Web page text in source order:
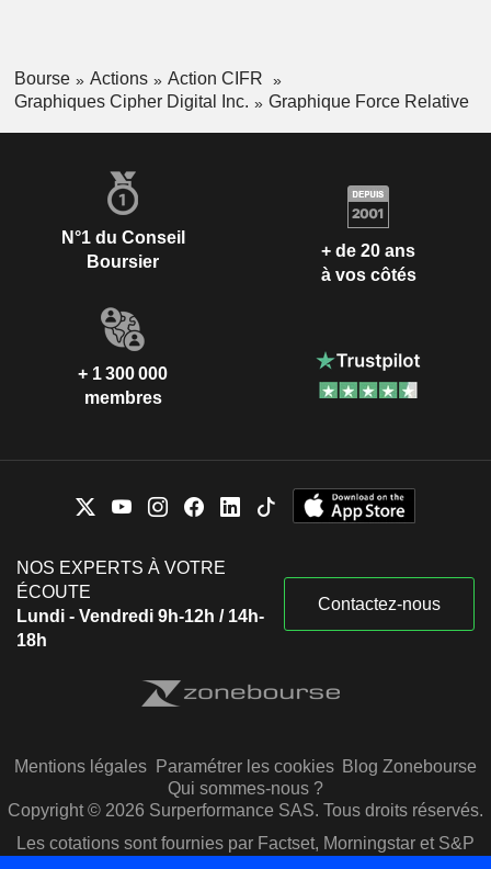
Bourse Actions
Action CIFR
Graphiques Cipher Digital Inc.
Graphique Force Relative
N°1 du Conseil
Boursier
+ de 20 ans
à vos côtés
+ 1 300 000
membres
NOS EXPERTS À VOTRE
ÉCOUTE
Lundi - Vendredi 9h-12h / 14h-
18h
Contactez-nous
Mentions légales Paramétrer les cookies Blog Zonebourse
Qui sommes-nous ?
Copyright © 2026 Surperformance SAS. Tous droits réservés.
Les cotations sont fournies par Factset, Morningstar et S&P